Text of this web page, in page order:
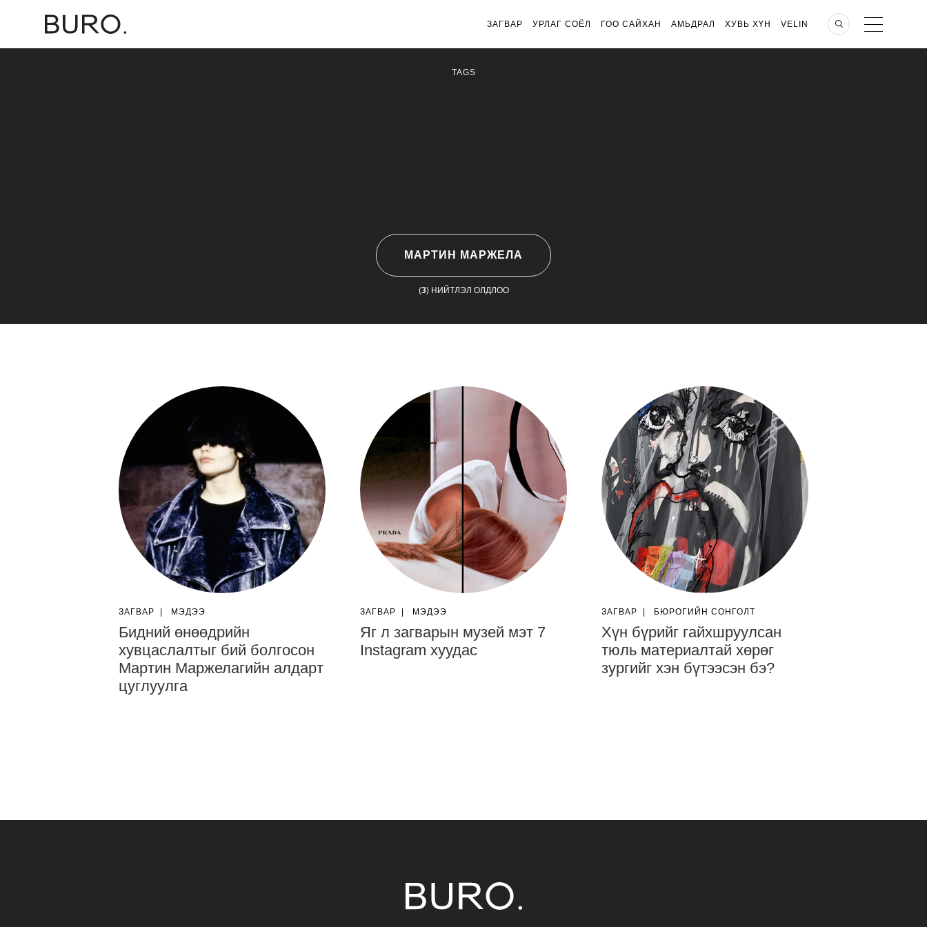
ЗАГВАР УРЛАГ СОЁЛ ГОО САЙХАН АМЬДРАЛ ХУВЬ ХҮН VELIN
TAGS
МАРТИН МАРЖЕЛА
(3) НИЙТЛЭЛ ОЛДЛОО
ЗАГВАР МЭДЭЭ
Бидний өнөөдрийн
хувцаслалтыг бий болгосон
Мартин Маржелагийн алдарт
цуглуулга
ЗАГВАР МЭДЭЭ
Яг л загварын музей мэт 7
Instagram хуудас
ЗАГВАР БЮРОГИЙН СОНГОЛТ
Хүн бүрийг гайхшруулсан
тюль материалтай хөрөг
зургийг хэн бүтээсэн бэ?